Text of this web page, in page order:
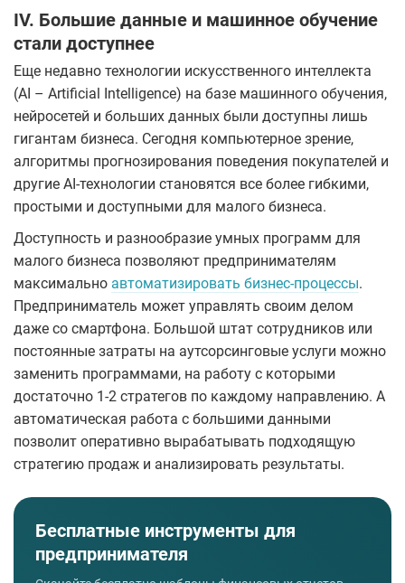
IV. Большие данные и машинное обучение
стали доступнее
Еще недавно технологии искусственного интеллекта
(AI – Artificial Intelligence) на базе машинного обучения,
нейросетей и больших данных были доступны лишь
гигантам бизнеса. Сегодня компьютерное зрение,
алгоритмы прогнозирования поведения покупателей и
другие AI-технологии становятся все более гибкими,
простыми и доступными для малого бизнеса.
Доступность и разнообразие умных программ для
малого бизнеса позволяют предпринимателям
максимально автоматизировать бизнес-процессы.
Предприниматель может управлять своим делом
даже со смартфона. Большой штат сотрудников или
постоянные затраты на аутсорсинговые услуги можно
заменить программами, на работу с которыми
достаточно 1-2 стратегов по каждому направлению. А
автоматическая работа с большими данными
позволит оперативно вырабатывать подходящую
стратегию продаж и анализировать результаты.
Бесплатные инструменты для
предпринимателя